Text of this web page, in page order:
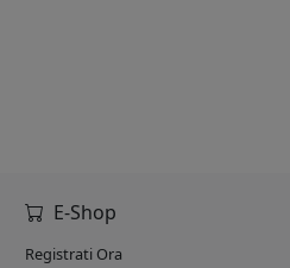
E-Shop
Registrati Ora